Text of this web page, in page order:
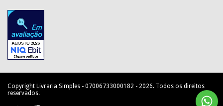
Copyright Livraria Simples - 07006733000182 - 2026. Todos os direitos
reservados.